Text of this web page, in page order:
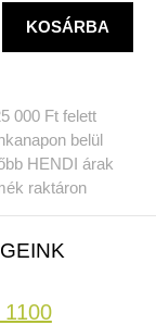
KOSÁRBA
000 Ft felett
belül
HENDI árak
raktáron